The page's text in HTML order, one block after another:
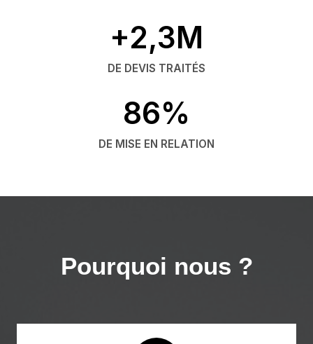
+2,3M
DE DEVIS TRAITÉS
86%
DE MISE EN RELATION
Pourquoi nous ?